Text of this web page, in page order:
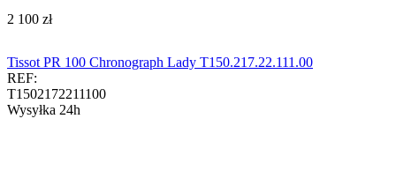
‍2 100‍ zł
Tissot PR 100 Chronograph Lady T150.217.22.111.00
REF:
T1502172211100
Wysyłka 24h